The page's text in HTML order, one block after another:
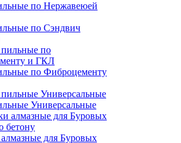
по Нержавеюей
по Сэндвич
по Фиброцементу
Универсальные
для Буровых